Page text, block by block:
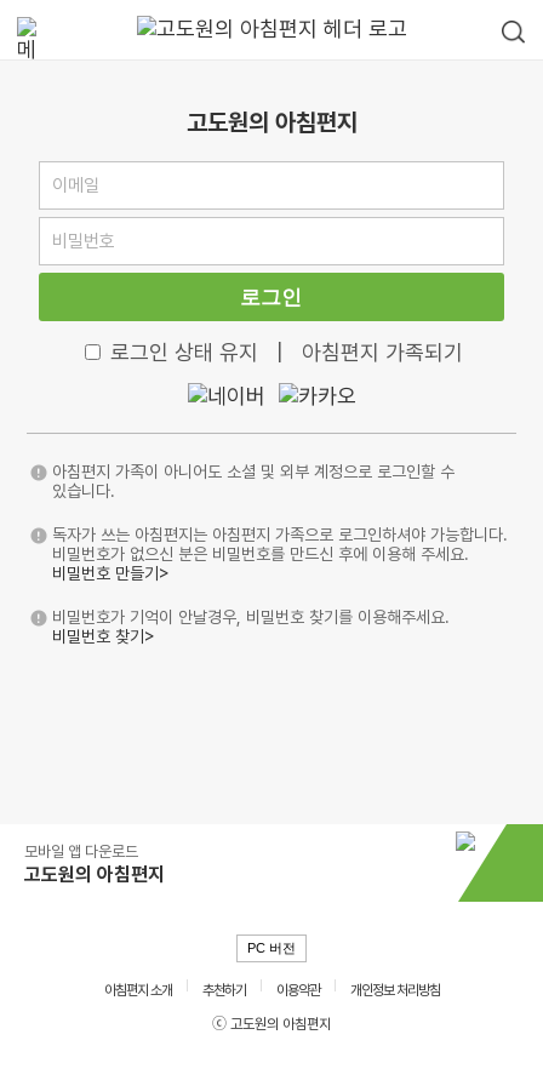
고도원의 아침편지
로그인
로그인 상태 유지 아침편지 가족되기
아침편지 가족이 아니어도 소셜 및 외부 계정으로 로그인할 수
있습니다.
독자가 쓰는 아침편지는 아침편지 가족으로 로그인하셔야 가능합니다.
비밀번호가 없으신 분은 비밀번호를 만드신 후에 이용해 주세요.
비밀번호 만들기>
비밀번호가 기억이 안날경우, 비밀번호 찾기를 이용해주세요.
비밀번호 찾기>
모바일 앱 다운로드
고도원의 아침편지
PC 버전
아침편지 소개 추천하기 이용약관
개인정보 처리방침
ⓒ 고도원의 아침편지